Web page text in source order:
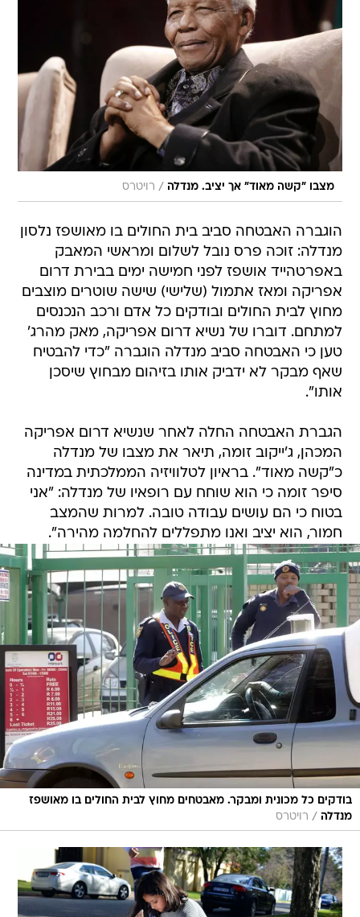
מצבו "קשה מאוד" אך יציב. מנדלה / רויטרס
הוגברה האבטחה סביב בית החולים בו מאושפז נלסון
מנדלה: זוכה פרס נובל לשלום ומראשי המאבק
באפרטהייד אושפז לפני חמישה ימים בבירת דרום
אפריקה ומאז אתמול (שלישי) שישה שוטרים מוצבים
מחוץ לבית החולים ובודקים כל אדם ורכב הנכנסים
למתחם. דוברו של נשיא דרום אפריקה, מאק מהרג'
טען כי האבטחה סביב מנדלה הוגברה "כדי להבטיח
שאף מבקר לא ידביק אותו בזיהום מבחוץ שיסכן
אותו".
הגברת האבטחה החלה לאחר שנשיא דרום אפריקה
המכהן, ג'ייקוב זומה, תיאר את מצבו של מנדלה
כ"קשה מאוד". בראיון לטלוויזיה הממלכתית במדינה
סיפר זומה כי הוא שוחח עם רופאיו של מנדלה: "אני
בטוח כי הם עושים עבודה טובה. למרות שהמצב
חמור, הוא יציב ואנו מתפללים להחלמה מהירה".
בודקים כל מכונית ומבקר. מאבטחים מחוץ לבית החולים בו מאושפז
מנדלה / רויטרס